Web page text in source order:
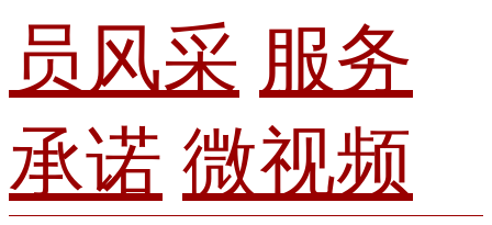
员风采 服务
承诺 微视频